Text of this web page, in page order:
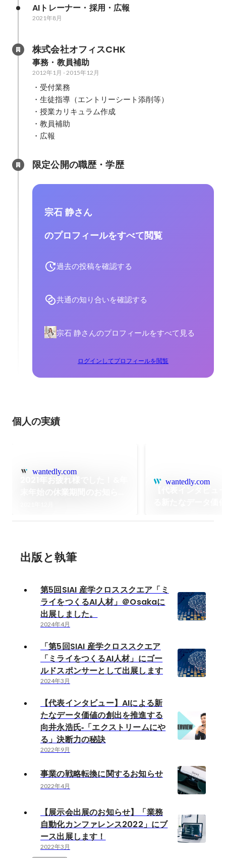
AIトレーナー・採用・広報
2021年8月
株式会社オフィスCHK
事務・教員補助
2012年1月 - 2015年12月
・受付業務
・生徒指導（エントリーシート添削等）
・授業カリキュラム作成
・教員補助
・広報
限定公開の職歴・学歴
宗石 静さん
のプロフィールをすべて閲覧
過去の投稿を確認する
共通の知り合いを確認する
宗石 静さんのプロフィールをすべて見る
ログインしてプロフィールを閲覧
個人の実績
wantedly.com
wantedly.com
出版と執筆
第5回SIAI 産学クロススクエア「ミ
ライをつくるAI人材」＠Osakaに
出展しました。
2024年4月
「第5回SIAI 産学クロススクエア
「ミライをつくるAI人材」にゴー
ルドスポンサーとして出展します
2024年3月
【代表インタビュー】AIによる新
たなデータ価値の創出を推進する
向井永浩氏‐「エクストリームにや
る」決断力の秘訣
2022年9月
事業の戦略転換に関するお知らせ
2022年4月
【展示会出展のお知らせ】「業務
自動化カンファレンス2022」にブ
ース出展します！
2022年3月